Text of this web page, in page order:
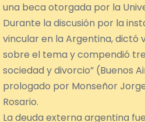
una beca otorgada por la
Durante la discusión por la
vincular en la Argentina, dictó
sobre el tema y compendió
sociedad y divorcio” (Buenos
prologado por Monseñor
Rosario.
La deuda externa argentina